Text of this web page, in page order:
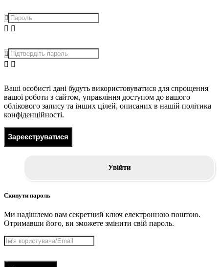
Ваші особисті дані будуть використовуватися для спрощення
вашої роботи з сайтом, управління доступом до вашого
облікового запису та інших цілей, описаних в нашій політика
конфіденційності.
Зареєструватися
Увійти
Скинути пароль
Ми надішлемо вам секретний ключ електронною поштою.
Отримавши його, ви зможете змінити свій пароль.